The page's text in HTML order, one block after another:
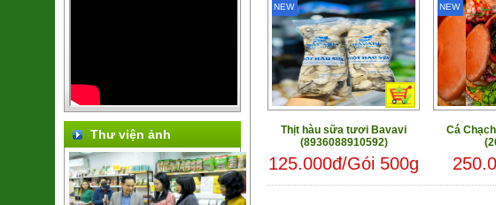
Thư viện ảnh
Thịt hàu sữa tươi Bavavi
(8936088910592)
125.000đ/Gói 500g
NEW
Cá
NEW